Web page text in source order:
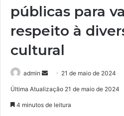
públicas para
respeito à
cultural
admin
d
21 de maio de 2024
Última Atualização 21 de maio de 2024
4 minutos de leitura